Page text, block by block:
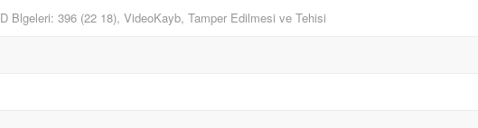
Blgeleri: 396 (22 18), VideoKayb, Tamper Edilmesi ve Tehisi